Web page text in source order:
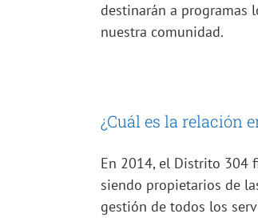
destinarán a programas
nuestra comunidad.
¿Cuál es la relación
En 2014, el Distrito 304
siendo propietarios de
gestión de todos los